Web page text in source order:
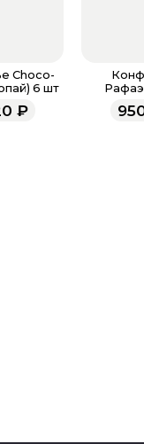
Choco-
6 шт
₽